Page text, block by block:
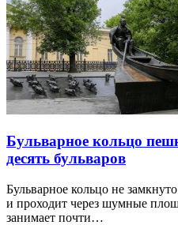
Бульварное кольцо
десять бульваров
Бульварное кольцо не
и проходит через шумные
занимает почти…